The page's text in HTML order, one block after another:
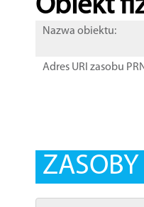
Obiekt
Nazwa obiektu:
Adres URI zasobu